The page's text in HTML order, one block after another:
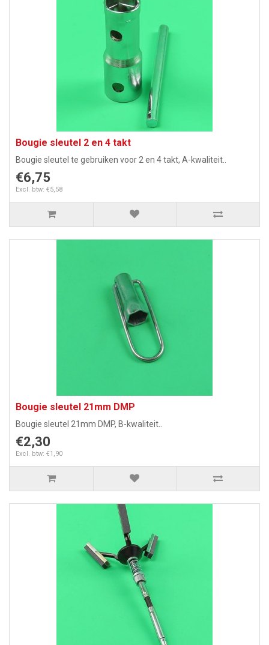
Bougie sleutel 2 en 4 takt
Bougie sleutel te gebruiken voor 2 en 4 takt, A-kwaliteit..
€6,75
Excl. btw: €5,58
Bougie sleutel 21mm DMP
Bougie sleutel 21mm DMP, B-kwaliteit..
€2,30
Excl. btw: €1,90